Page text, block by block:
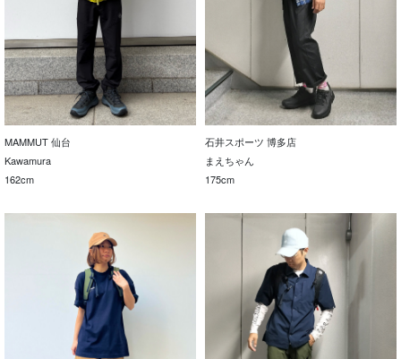
MAMMUT 仙台
Kawamura
162cm
石井スポーツ 博多店
まえちゃん
175cm